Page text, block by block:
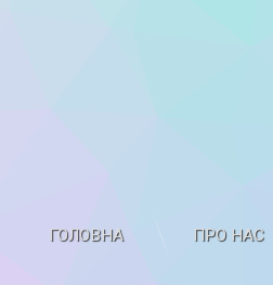
ГОЛОВНА ПРО НАС